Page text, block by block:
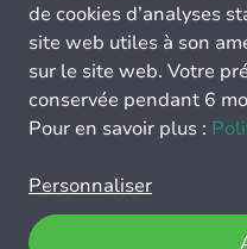
de cookies d’analyses
site web utiles à son
sur le site web. Votre
conservée pendant 6
Pour en savoir plus :
Personnaliser